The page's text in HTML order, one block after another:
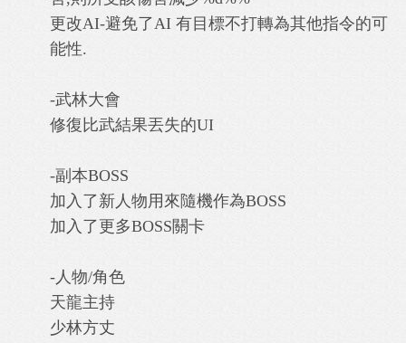
更改AI-避免了AI 有目標不打轉為其他指令的可
能性.
-武林大會
修復比武結果丟失的UI
-副本BOSS
加入了新人物用來隨機作為BOSS
加入了更多BOSS關卡
-人物/角色
天龍主持
少林方丈